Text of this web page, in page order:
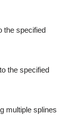
the specified
the specified
multiple splines